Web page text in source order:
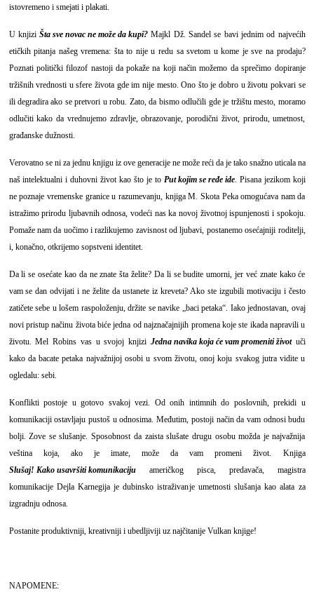
istovremeno i smejati i plakati.
U knjiziŠta sve novac ne može da kupi? Majkl Dž. Sandel se bavi jednim od najvećih
etičkih pitanja našeg vremena: šta to nije u redu sa svetom u kome je sve na prodaju?
Poznati politički filozof nastoji da pokaže na koji način možemo da sprečimo dopiranje
tržišnih vrednosti u sfere života gde im nije mesto. Ono što je dobro u životu pokvari se
ili degradira ako se pretvori u robu. Zato, da bismo odlučili gde je tržištu mesto, moramo
odlučiti kako da vrednujemo zdravlje, obrazovanje, porodični život, prirodu, umetnost,
građanske dužnosti.
Verovatno se ni za jednu knjigu iz ove generacije ne može reći da je tako snažno uticala na
naš intelektualni i duhovni život kao što je to Put kojim se ređe ide. Pisana jezikom koji
ne poznaje vremenske granice u razumevanju, knjiga M. Skota Peka omogućava nam da
istražimo prirodu ljubavnih odnosa, vodeći nas ka novoj životnoj ispunjenosti i spokoju.
Pomaže nam da uočimo i razlikujemo zavisnost od ljubavi, postanemo osećajniji roditelji,
i, konačno, otkrijemo sopstveni identitet.
Da li se osećate kao da ne znate šta želite? Da li se budite umorni, jer već znate kako će
vam se dan odvijati i ne želite da ustanete iz kreveta? Ako ste izgubili motivaciju i često
zatičete sebe u lošem raspoloženju, držite se navike „baci petaka“. Iako jednostavan, ovaj
novi pristup načinu života biće jedna od najznačajnijih promena koje ste ikada napravili u
životu. Mel Robins vas u svojoj knjizi Jedna navika koja će vam promeniti životuči
kako da bacate petaka najvažnijoj osobi u svom životu, onoj koju svakog jutra vidite u
ogledalu: sebi.
Konflikti postoje u gotovo svakoj vezi. Od onih intimnih do poslovnih, prekidi u
komunikaciji ostavljaju pustoš u odnosima. Međutim, postoji način da vam odnosi budu
bolji. Zove se slušanje. Sposobnost da zaista slušate drugu osobu možda je najvažnija
veština koja, ako je imate, može da vam promeni život. Knjiga
Slušaj! Kako usavršiti komunikacijuameričkog pisca, predavača, magistra
komunikacije Dejla Karnegija je dubinsko istraživanje umetnosti slušanja kao alata za
izgradnju odnosa.
Postanite produktivniji, kreativniji i ubedljiviji uz najčitanije Vulkan knjige!
NAPOMENE: